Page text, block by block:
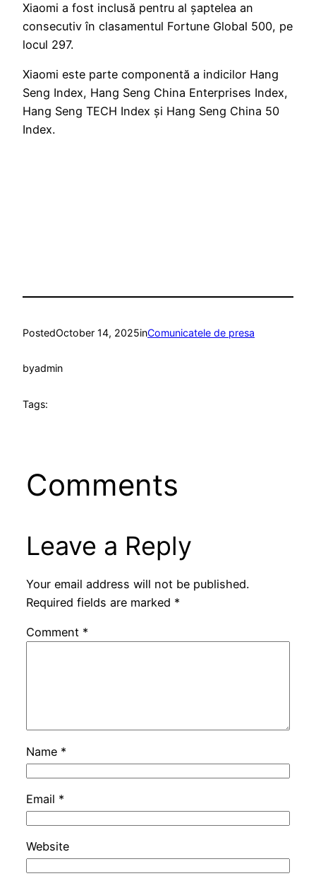
Xiaomi a fost inclusă pentru al șaptelea an
consecutiv în clasamentul Fortune Global 500, pe
locul 297.
Xiaomi este parte componentă a indicilor Hang
Seng Index, Hang Seng China Enterprises Index,
Hang Seng TECH Index și Hang Seng China 50
Index.
PostedOctober 14, 2025inComunicatele de presa
byadmin
Tags:
Comments
Leave a Reply
Your email address will not be published.
Required fields are marked *
Comment *
Name *
Email *
Website